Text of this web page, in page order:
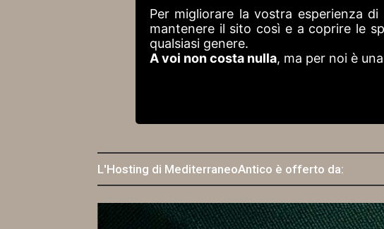
Per migliorare la vostra esperienza
mantenere il sito così e a coprire le
qualsiasi genere.
A voi non costa nulla, ma per noi è
L'Hosting di MediterraneoAntico è offerto da: